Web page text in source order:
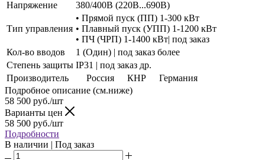
Напряжение
380/400В (220В...690В)
Тип управления
• Прямой пуск (ПП) 1-300 кВт
• Плавный пуск (УПП) 1-1200 кВт
• ПЧ (ЧРП) 1-1400 кВт| под заказ
Кол-во вводов
1 (Один) | под заказ более
Степень защиты IP31 | под заказ др.
Производитель
Россия КНР
Германия
Подробное описание (см.ниже)
58 500 руб./шт
Варианты цен
58 500 руб./шт
Подробности
В наличии | Под заказ